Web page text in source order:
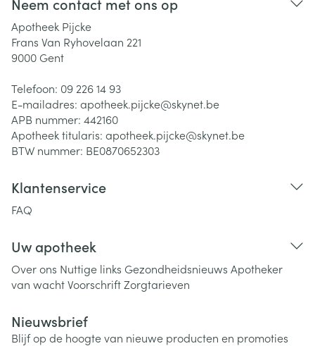
Apotheek Pijcke
Frans Van Ryhovelaan 221
9000 Gent
Telefoon: 09 226 14 93
E-mailadres: apotheek.pijcke@skynet.be
APB nummer: 442160
Apotheek titularis: apotheek.pijcke@skynet.be
BTW nummer: BE0870652303
Klantenservice
FAQ
Uw apotheek
Over ons Nuttige links Gezondheidsnieuws Apotheker
van wachtVoorschriftZorgtarieven
Nieuwsbrief
Blijf op de hoogte van nieuwe producten en promoties